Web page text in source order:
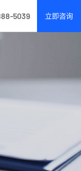
立即咨询
5039